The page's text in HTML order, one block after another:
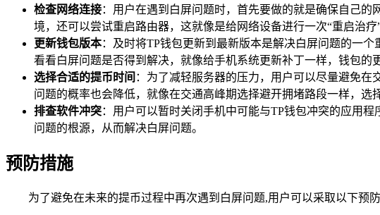
检查网络连接：用户在遇到白屏问题时，首先要做的就是确保自己
境，还可以尝试重启路由器，这就像是给网络设备进行一次“重启治疗
更新钱包版本：及时将TP钱包更新到最新版本是解决白屏问题的一
看看白屏问题是否得到解决，就像给手机系统更新补丁一样，钱包的
选择合适的提币时间 ：为了减轻服务器的压力，用户可以尽量避免
问题的概率也会降低，就像在交通高峰期选择避开拥堵路段一样，选
排查软件冲突：用户可以暂时关闭手机中可能与TP钱包冲突的应用
问题的根源，从而解决白屏问题。
预防措施
为了避免在未来的提币过程中再次遇到白屏问题,用户可以采取以下预防